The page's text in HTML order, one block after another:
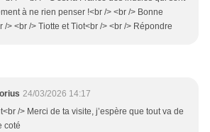
à ne rien penser !<br /> <br /> Bonne
/> <br /> Tiotte et Tiot<br /> <br /> Répondre
24/03/2026 14:17
/> Merci de ta visite, j’espère que tout va de
coté